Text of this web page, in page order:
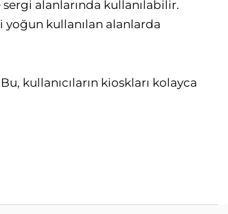
alanlarında kullanılabilir.
yoğun kullanılan alanlarda
kullanıcıların kioskları kolayca